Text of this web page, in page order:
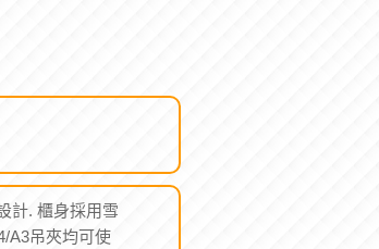
計. 櫃身採用雪
A3吊夾均可使